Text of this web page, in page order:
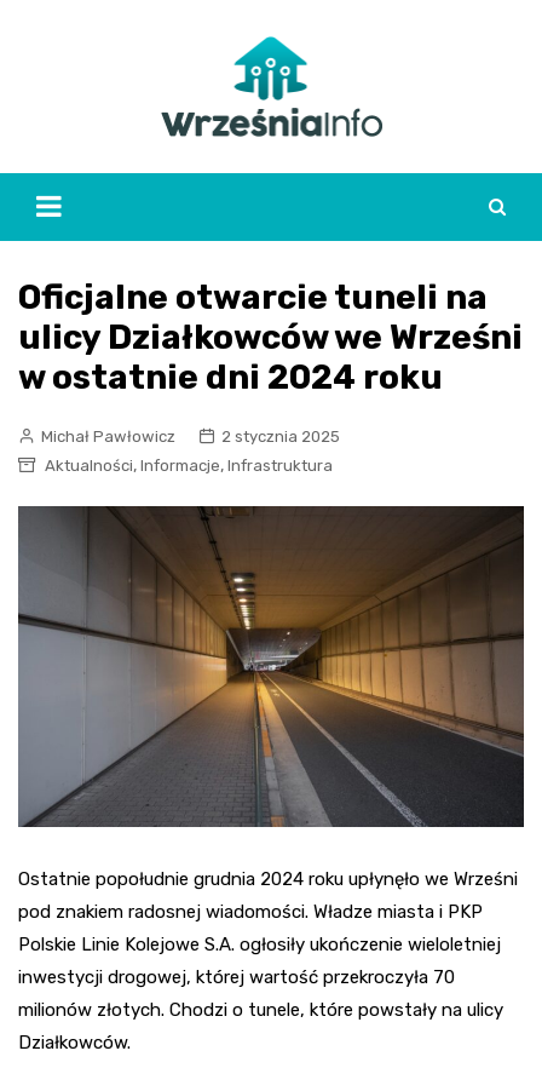
Oficjalne otwarcie tuneli na
ulicy Działkowców we Wrześni
w ostatnie dni 2024 roku
Michał Pawłowicz
2 stycznia 2025
Aktualności, Informacje, Infrastruktura
Ostatnie popołudnie grudnia 2024 roku upłynęło we Wrześni
pod znakiem radosnej wiadomości. Władze miasta i PKP
Polskie Linie Kolejowe S.A. ogłosiły ukończenie wieloletniej
inwestycji drogowej, której wartość przekroczyła 70
milionów złotych. Chodzi o tunele, które powstały na ulicy
Działkowców.